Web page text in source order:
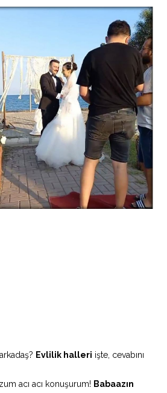
Evlilik halleri işte, cevabını
acı acı konuşurum! Babaazın